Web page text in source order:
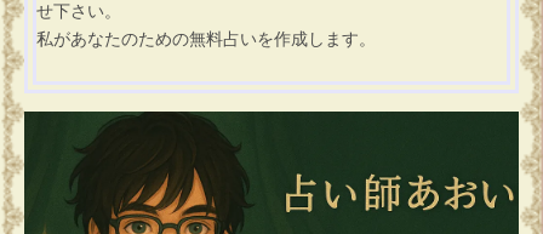
せ下さい。
私があなたのための無料占いを作成します。